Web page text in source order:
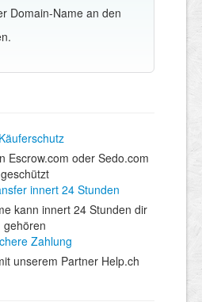
Domain-Name an den
Escrow.com oder Sedo.com
geschützt
kann innert 24 Stunden dir
gehören
unserem Partner Help.ch